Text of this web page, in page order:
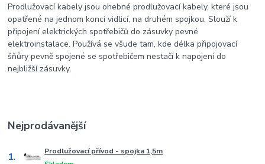
Prodlužovací kabely jsou ohebné prodlužovací kabely, které jsou
opatřené na jednom konci vidlicí, na druhém spojkou. Slouží k
připojení elektrických spotřebičů do zásuvky pevné
elektroinstalace. Používá se všude tam, kde délka připojovací
šňůry pevně spojené se spotřebičem nestačí k napojení do
nejbližší zásuvky.
Nejprodávanější
1. Prodlužovací přívod - spojka 1,5m